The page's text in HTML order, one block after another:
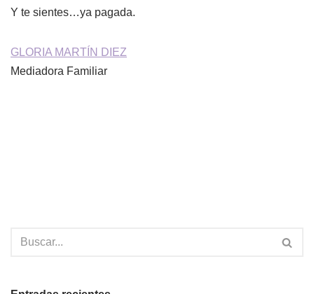
Y te sientes…ya pagada.
GLORIA MARTÍN DIEZ
Mediadora Familiar